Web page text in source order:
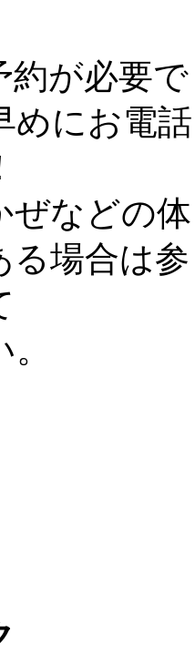
が必要で
めにお電話
などの体
る場合は参